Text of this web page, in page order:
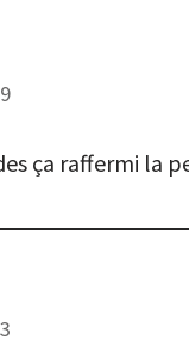
ça raffermi la